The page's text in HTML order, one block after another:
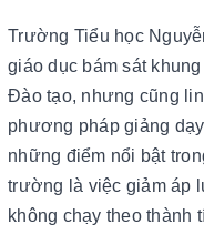
Trường Tiểu học
giáo dục bám sát
Đào tạo, nhưng cũng
phương pháp giảng
những điểm nổi bật
trường là việc giảm áp
không chạy theo thành